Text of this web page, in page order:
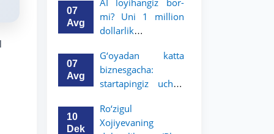
07
Avg
AI loyihangiz bor-
mi? Uni 1 million
dollarlik
aylantiring!
07
Avg
G‘oyadan katta
biznesgacha:
startapingiz uchun
imkoniyat!
10
Dek
Ro‘zigul
Xojiyevaning